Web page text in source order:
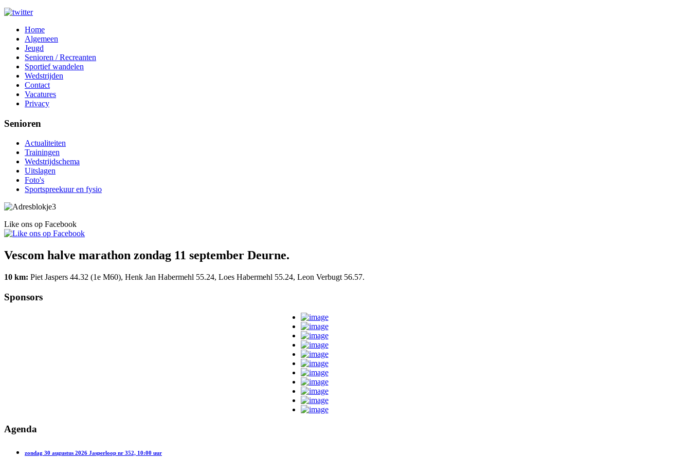
Home
Algemeen
Jeugd
Senioren / Recreanten
Sportief wandelen
Wedstrijden
Contact
Vacatures
Privacy
Senioren
Actualiteiten
Trainingen
Wedstrijdschema
Uitslagen
Foto's
Sportspreekuur en fysio
Like ons op Facebook
Vescom halve marathon zondag 11 september Deurne.
10 km: Piet Jaspers 44.32 (1e M60), Henk Jan Habermehl 55.24, Loes Habermehl 55.24, Leon Verbugt 56.57.
Sponsors
Agenda
zondag 30 augustus 2026 Jasperloop nr 352, 10:00 uur